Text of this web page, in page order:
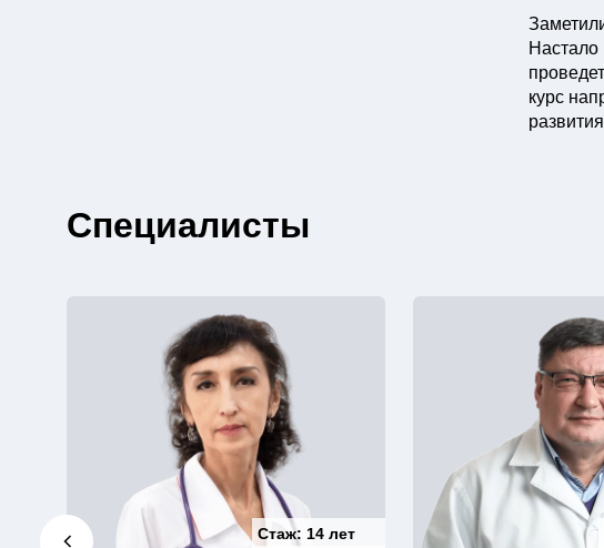
Настало
курс
Специалисты
Стаж: 14 лет